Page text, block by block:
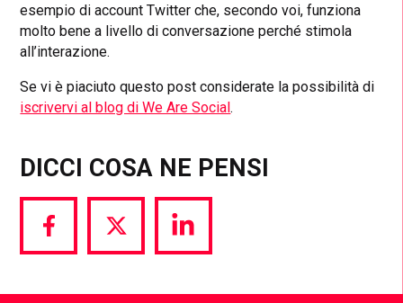
esempio di account Twitter che, secondo voi, funziona
molto bene a livello di conversazione perché stimola
all’interazione.
Se vi è piaciuto questo post considerate la possibilità di
iscrivervi al blog di We Are Social.
DICCI COSA NE PENSI
Share
via
Share
via
Share
via